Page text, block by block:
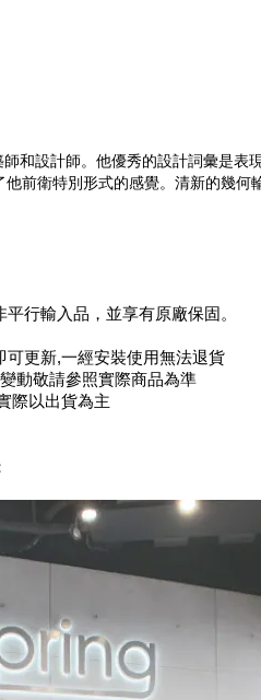
設計師。他優秀的設計詞彙是表
前衛特別形式的感覺。清新的幾何
行輸入品，並享有原廠保固。
可更新,一經安裝使用無法退貨
動敬請參照實際商品為準
際以出貨為主